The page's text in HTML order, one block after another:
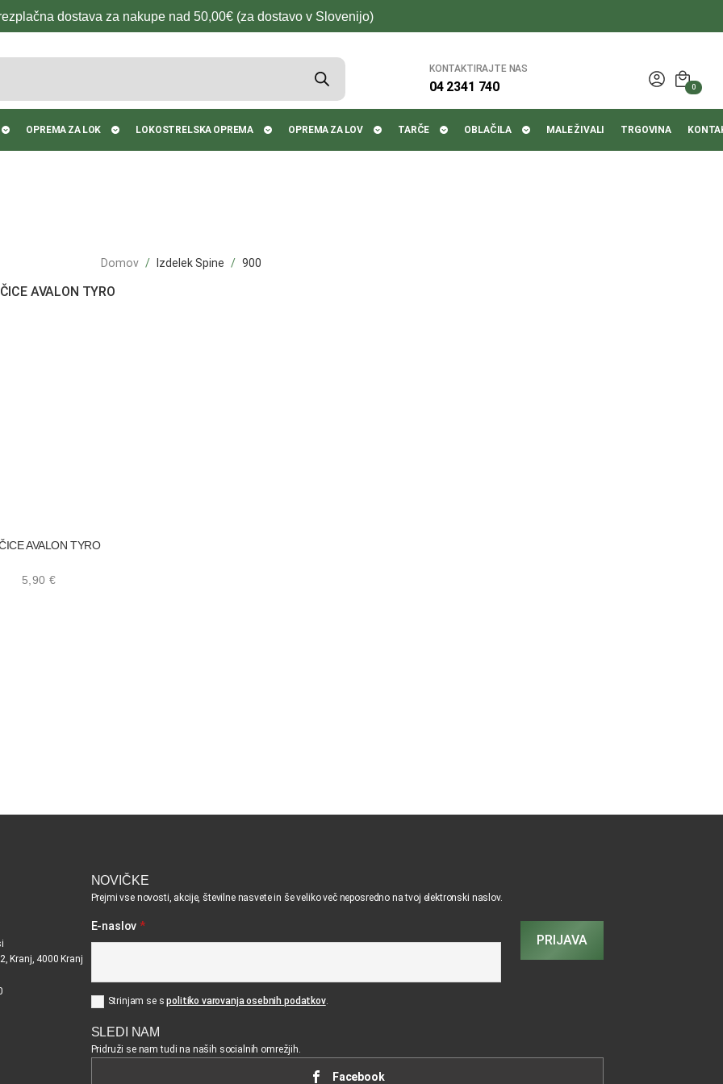
dostava za nakupe nad 50,00€ (za dostavo v Slovenijo)
KONTAKTIRAJTE NAS
04 2341 740 0
OPREMA ZA LOK LOKOSTRELSKA OPREMA OPREMA ZA LOV TARČE OBLAČILA MALE ŽIVALI TRGOVINA
Domov Izdelek Spine 900
5,90 €
AVALON TYRO
Kranj, 4000 Kranj
NOVIČKE
Prejmi vse novosti, akcije, številne nasvete in še veliko več neposredno na tvoj elektronski naslov.
E-naslov *
Strinjam se spolitiko varovanja osebnih podatkov.
PRIJAVA
SLEDI NAM
Pridruži se nam tudi na naših socialnih omrežjih.
Facebook